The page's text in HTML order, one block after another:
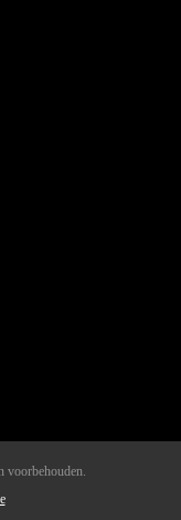
voorbehouden.